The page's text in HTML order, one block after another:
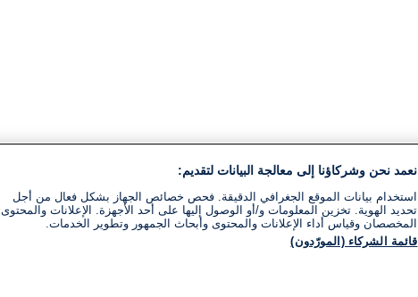
نعمد نحن وشركاؤنا إلى معالجة البيانات لتقديم:
استخدام بيانات الموقع الجغرافي الدقيقة. فحص خصائص الجهاز بشكل فعال من أجل
تحديد الهوية. تخزين المعلومات و/أو الوصول إليها على أحد الأجهزة. الإعلانات والمحتوى
المخصصان وقياس أداء الإعلانات والمحتوى وأبحاث الجمهور وتطوير الخدمات.
قائمة الشركاء (المورّدون)